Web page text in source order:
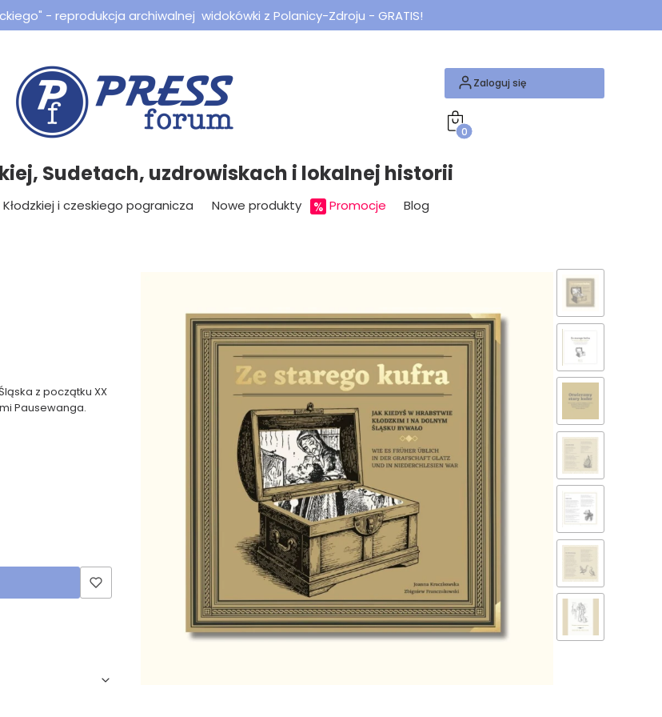
- reprodukcja archiwalnej widokówki z Polanicy-Zdroju - GRATIS!
Zaloguj się
Produkty w koszyku: 0. Zobacz
Sudetach, uzdrowiskach i lokalnej historii
i czeskiego pogranicza Nowe produkty Promocje Blog
z początku XX
Pausewanga.